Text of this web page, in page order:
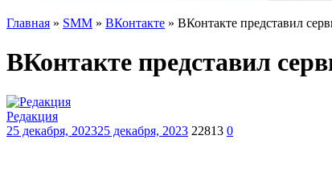
Главная » SMM » ВКонтакте » ВКонтакте представил
ВКонтакте представил
Редакция
25 декабря, 202325 декабря, 2023 22813 0